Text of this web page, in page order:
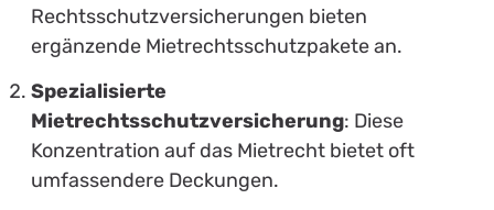
Rechtsschutzversicherungen bieten
ergänzende Mietrechtsschutzpakete an.
Spezialisierte
Mietrechtsschutzversicherung: Diese
Konzentration auf das Mietrecht bietet oft
umfassendere Deckungen.